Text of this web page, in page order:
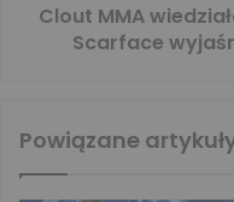
Clout MMA
Scarface
Powiązane